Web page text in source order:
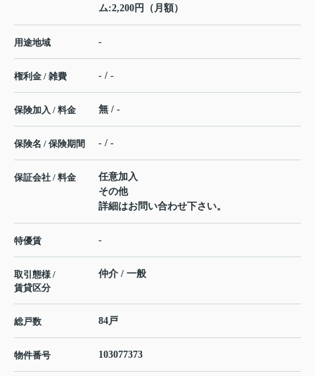
ム:2,200円（月額）
用途地域 -
権利金 / 雑費 - / -
保険加入 / 料金 無 / -
保険名 / 保険期間 - / -
保証会社 / 料金
任意加入
その他
詳細はお問い合わせ下さい。
特優賃 -
取引態様 /
賃貸区分
仲介 / 一般
総戸数 84戸
物件番号 103077373